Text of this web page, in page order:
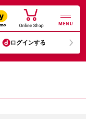
MENU
ログインする